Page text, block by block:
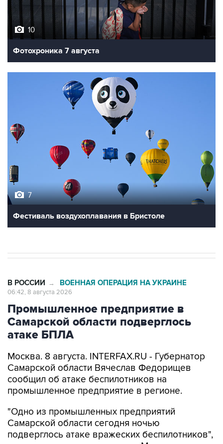
10
Фотохроника 7 августа
7
Фестиваль воздухоплавания в Бристоле
В РОССИИ → ВОЕННАЯ ОПЕРАЦИЯ НА УКРАИНЕ
06:42, 8 августа 2026
Промышленное предприятие в
Самарской области подверглось
атаке БПЛА
Москва. 8 августа. INTERFAX.RU - Губернатор
Самарской области Вячеслав Федорищев
сообщил об атаке беспилотников на
промышленное предприятие в регионе.
"Одно из промышленных предприятий
Самарской области сегодня ночью
подверглось атаке вражеских беспилотников",